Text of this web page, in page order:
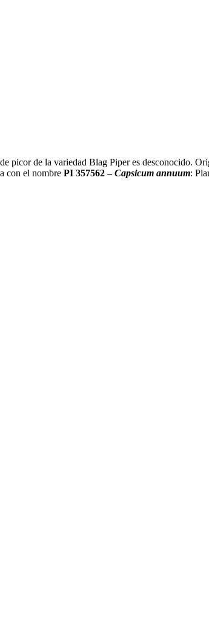
picor de la variedad Blag Piper es desconocido.
con el nombre PI 357562 –Capsicum annuum: